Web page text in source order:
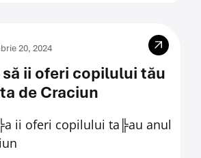
20, 2024
să ii oferi copilului tău
de Craciun